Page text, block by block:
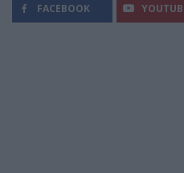
FACEBOOK